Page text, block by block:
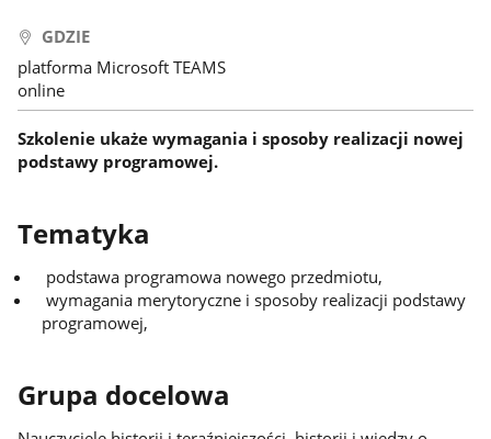
GDZIE
platforma Microsoft TEAMS
online
Szkolenie ukaże wymagania i sposoby realizacji nowej
podstawy programowej.
Tematyka
podstawa programowa nowego przedmiotu,
wymagania merytoryczne i sposoby realizacji podstawy
programowej,
Grupa docelowa